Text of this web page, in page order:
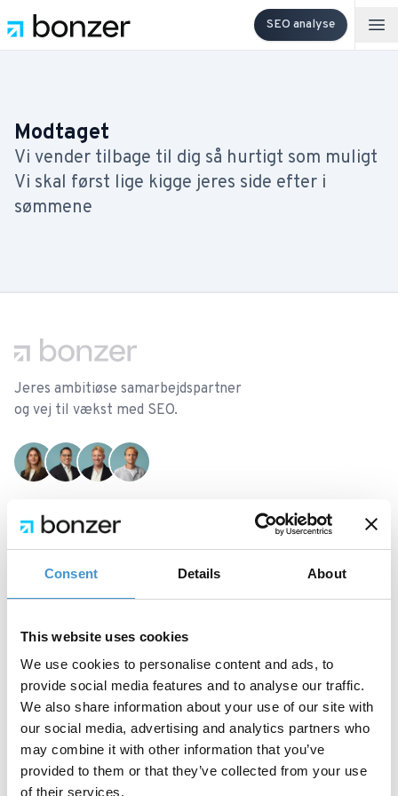
Consent Details About
This website uses cookies
We use cookies to personalise content and ads, to
provide social media features and to analyse our traffic.
We also share information about your use of our site with
our social media, advertising and analytics partners who
may combine it with other information that you’ve
provided to them or that they’ve collected from your use
of their services.
SEO analyse
Modtaget
Vi vender tilbage til dig så hurtigt som muligt
Vi skal først lige kigge jeres side efter i
sømmene
Jeres ambitiøse samarbejdspartner
og vej til vækst med SEO.
+45 42 90 96 96
LinkedinInstagram
Services
SEO bureau
SEO analyse
SEO-Baseline
SEO-sprints
Cases
Blog
Bonzer Sessions
Skabeloner